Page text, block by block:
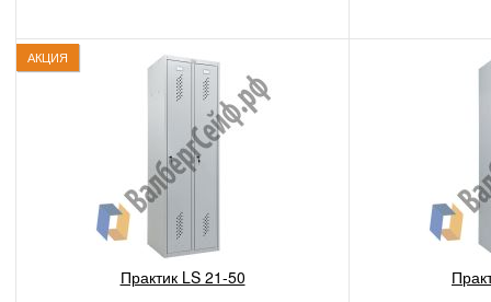
АКЦИЯ
Практик LS 21-50